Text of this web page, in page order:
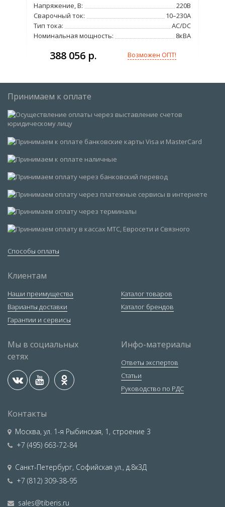
Напряжение, В:
220В
Сварочный ток:
10–230А
Тип тока:
AC/DC
Номинальная мощность:
8кВА
388 056 р. Возможен ОПТ!
Принимаем к оплате
Способы оплаты
Клиентам
Наши преимущества
Варианты доставки
Гарантии и сервисы
Каталог товаров
Каталог брендов
Мы в социальных
сетях
Инфо-материалы
Ответы экспертов
Статьи
Руководство по РДС
Контакты
Москва, ул. 1-я Рыбинская, 1, строение 3
+7 (495) 663-72-84
Санкт-Петербург, Софийская ул., д.8к3Д
+7 (812) 309-38-95
sales@tiberis.ru